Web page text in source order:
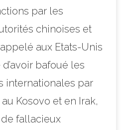
par les
chinoises et
aux Etats-Unis
bafoué les
internationales par
Kosovo et en Irak,
fallacieux